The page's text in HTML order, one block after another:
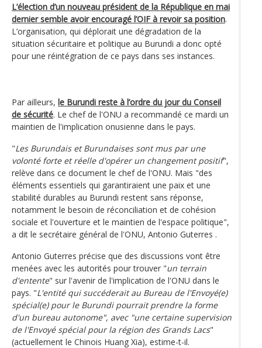
L’élection d’un nouveau président de la République en mai
dernier semble avoir encouragé l’OIF à revoir sa position.
L’organisation, qui déplorait une dégradation de la
situation sécuritaire et politique au Burundi a donc opté
pour une réintégration de ce pays dans ses instances.
Par ailleurs, le Burundi reste à l’ordre du jour du Conseil
de sécurité. Le chef de l'ONU a recommandé ce mardi un
maintien de l'implication onusienne dans le pays.
"Les Burundais et Burundaises sont mus par une
volonté forte et réelle d'opérer un changement positif",
relève dans ce document le chef de l'ONU. Mais "des
éléments essentiels qui garantiraient une paix et une
stabilité durables au Burundi restent sans réponse,
notamment le besoin de réconciliation et de cohésion
sociale et l'ouverture et le maintien de l'espace politique",
a dit le secrétaire général de l'ONU, Antonio Guterres .
Antonio Guterres précise que des discussions vont être
menées avec les autorités pour trouver "un terrain
d'entente" sur l'avenir de l'implication de l'ONU dans le
pays. "L'entité qui succéderait au Bureau de l'Envoyé(e)
spécial(e) pour le Burundi pourrait prendre la forme
d'un bureau autonome", avec "une certaine supervision
de l'Envoyé spécial pour la région des Grands Lacs"
(actuellement le Chinois Huang Xia), estime-t-il.